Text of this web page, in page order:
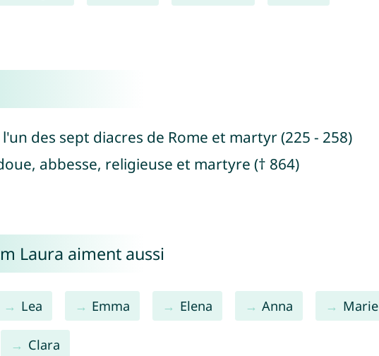
des sept diacres de Rome et martyr (225 - 258)
abbesse, religieuse et martyre († 864)
Laura aiment aussi
Lea Emma Elena Anna Marie
Clara